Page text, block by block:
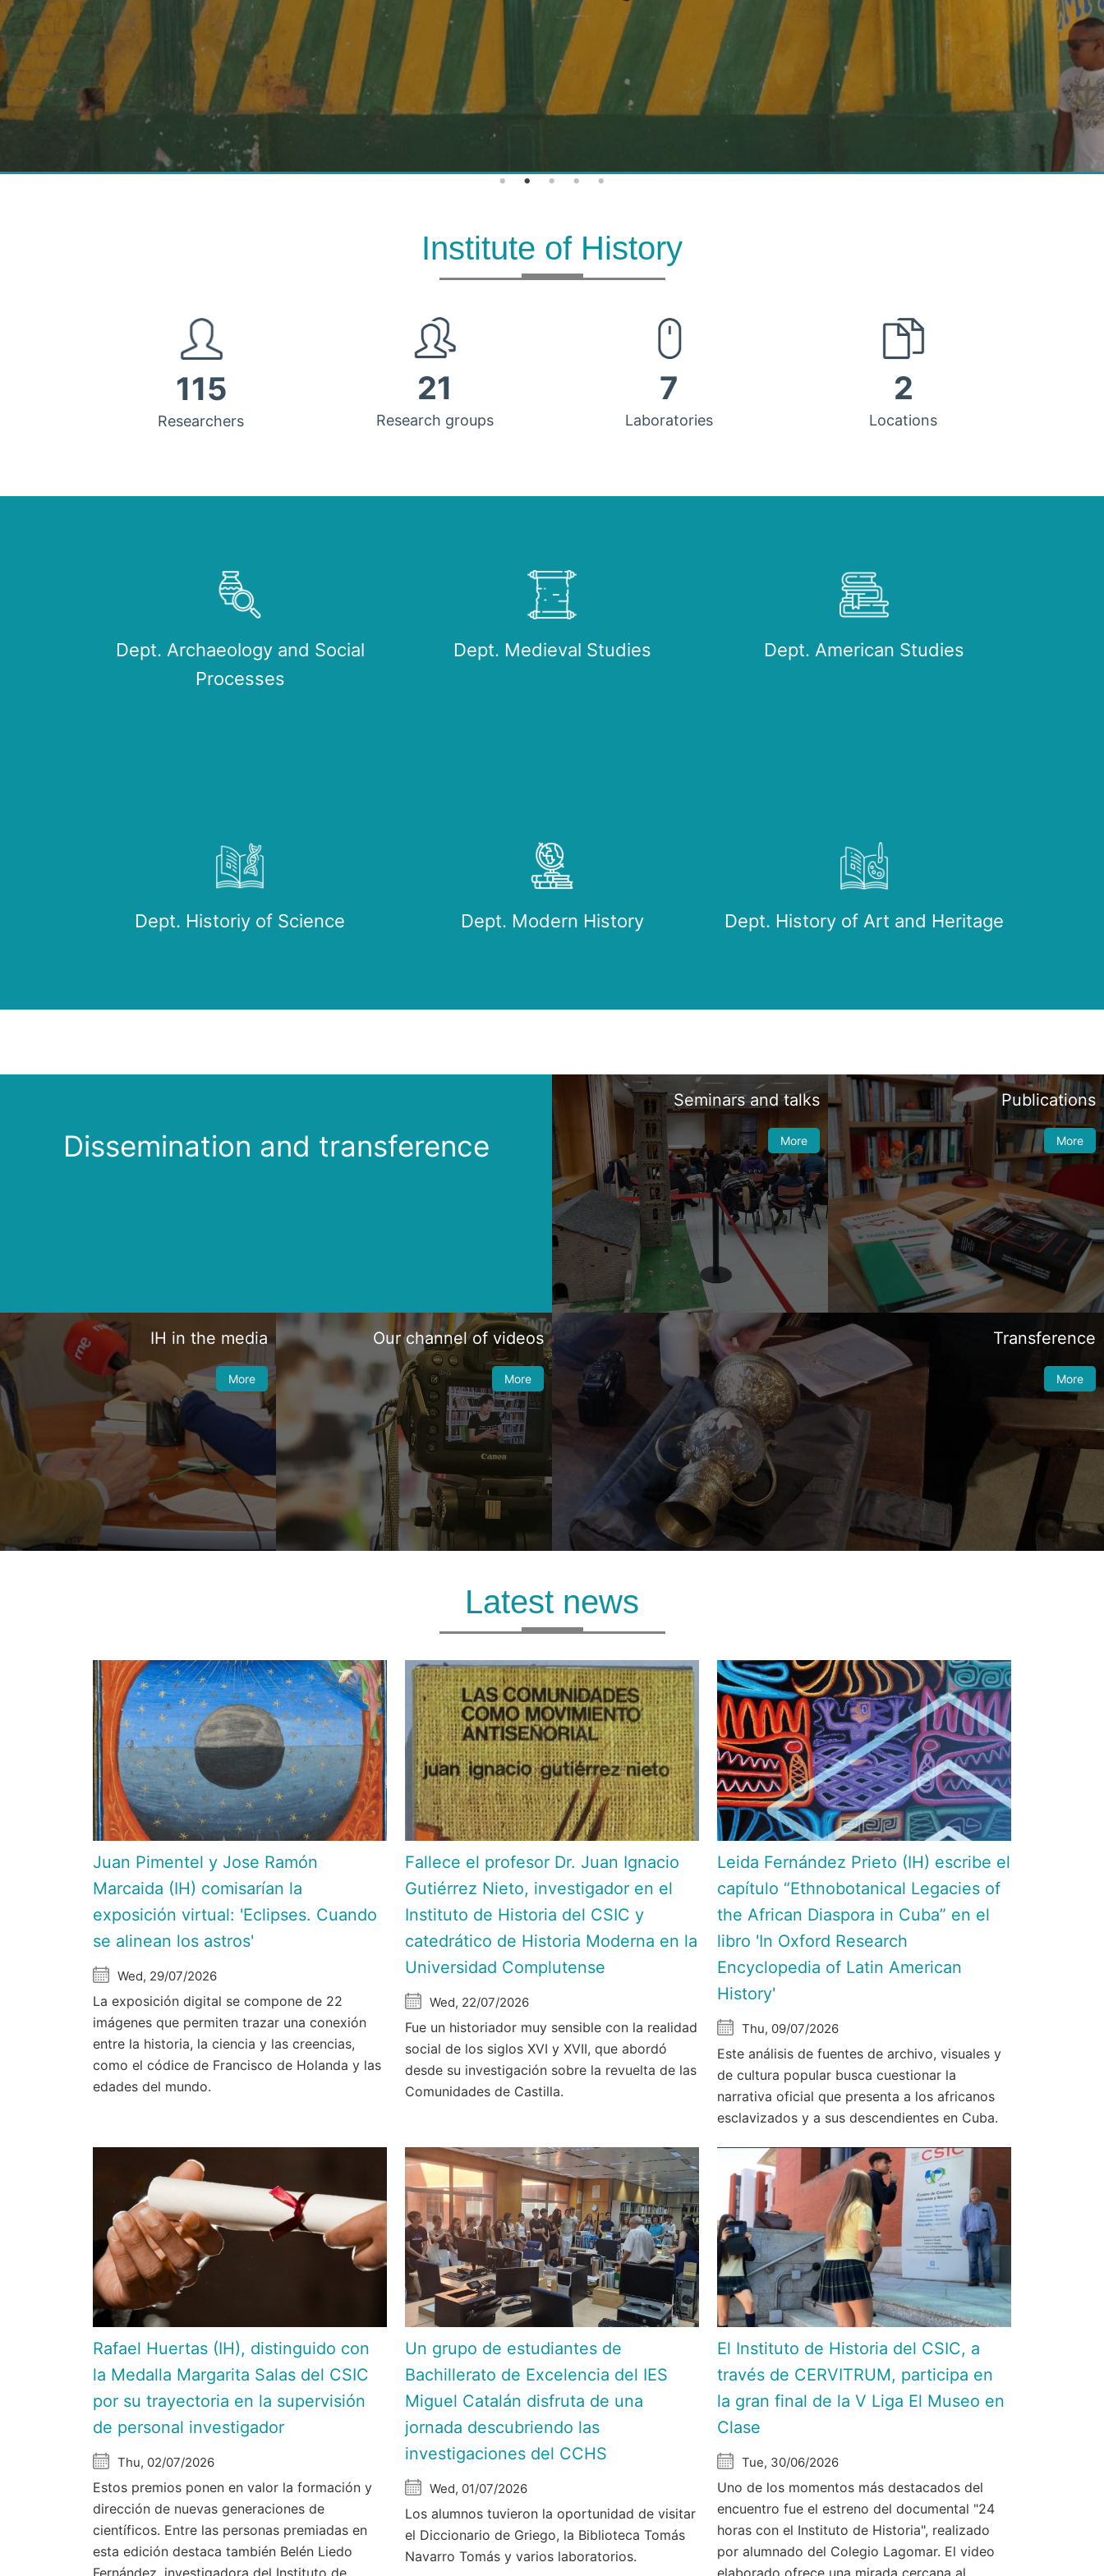
Institute of History
115
Researchers
21
Research groups
7
Laboratories
2
Locations
Dept. Archaeology and Social
Processes
Dept. Medieval Studies Dept. American Studies
Dept. Historiy of Science Dept. Modern History Dept. History of Art and Heritage
Dissemination and transference
Seminars and talks
More
Publications
More
IH in the media
More
Our channel of videos
More
Transference
More
Latest news
Juan Pimentel y Jose Ramón
Marcaida (IH) comisarían la
exposición virtual: 'Eclipses. Cuando
se alinean los astros'
Wed, 29/07/2026
La exposición digital se compone de 22
imágenes que permiten trazar una conexión
entre la historia, la ciencia y las creencias,
como el códice de Francisco de Holanda y las
edades del mundo.
Fallece el profesor Dr. Juan Ignacio
Gutiérrez Nieto, investigador en el
Instituto de Historia del CSIC y
catedrático de Historia Moderna en la
Universidad Complutense
Wed, 22/07/2026
Fue un historiador muy sensible con la realidad
social de los siglos XVI y XVII, que abordó
desde su investigación sobre la revuelta de las
Comunidades de Castilla.
Leida Fernández Prieto (IH) escribe el
capítulo “Ethnobotanical Legacies of
the African Diaspora in Cuba” en el
libro 'In Oxford Research
Encyclopedia of Latin American
History'
Thu, 09/07/2026
Este análisis de fuentes de archivo, visuales y
de cultura popular busca cuestionar la
narrativa oficial que presenta a los africanos
esclavizados y a sus descendientes en Cuba.
Rafael Huertas (IH), distinguido con
la Medalla Margarita Salas del CSIC
por su trayectoria en la supervisión
de personal investigador
Thu, 02/07/2026
Estos premios ponen en valor la formación y
dirección de nuevas generaciones de
científicos. Entre las personas premiadas en
esta edición destaca también Belén Liedo
Fernández, investigadora del Instituto de
Un grupo de estudiantes de
Bachillerato de Excelencia del IES
Miguel Catalán disfruta de una
jornada descubriendo las
investigaciones del CCHS
Wed, 01/07/2026
Los alumnos tuvieron la oportunidad de visitar
el Diccionario de Griego, la Biblioteca Tomás
Navarro Tomás y varios laboratorios.
El Instituto de Historia del CSIC, a
través de CERVITRUM, participa en
la gran final de la V Liga El Museo en
Clase
Tue, 30/06/2026
Uno de los momentos más destacados del
encuentro fue el estreno del documental "24
horas con el Instituto de Historia", realizado
por alumnado del Colegio Lagomar. El video
elaborado ofrece una mirada cercana al